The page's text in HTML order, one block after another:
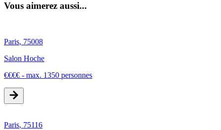
Vous aimerez aussi...
Paris, 75008
Salon Hoche
€€€€ - max. 1350 personnes
Paris, 75116